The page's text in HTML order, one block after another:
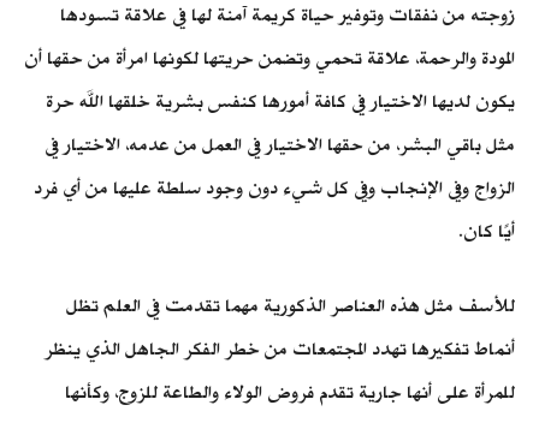
زوجته من نفقات وتوفير حياة كريمة آمنة لها في علاقة تسودها
المودة والرحمة، علاقة تحمي وتضمن حريتها لكونها امرأة من حقها أن
يكون لديها الاختيار في كافة أمورها كنفس بشرية خلقها الله حرة
مثل باقي البشر، من حقها الاختيار في العمل من عدمه، الاختيار في
الزواج وفي الإنجاب وفي كل شيء دون وجود سلطة عليها من أي فرد
أيًا كان.
للأسف مثل هذه العناصر الذكورية مهما تقدمت في العلم تظل
أنماط تفكيرها تهدد المجتمعات من خطر الفكر الجاهل الذي ينظر
للمرأة على أنها جارية تقدم فروض الولاء والطاعة للزوج، وكأنها